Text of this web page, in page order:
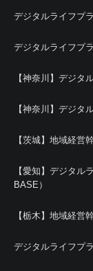
デジタルライフプ
デジタルライフプ
【神奈川】デジタ
【神奈川】デジタ
【茨城】地域経営
【愛知】デジタル
BASE）
【栃木】地域経営
デジタルライフプ